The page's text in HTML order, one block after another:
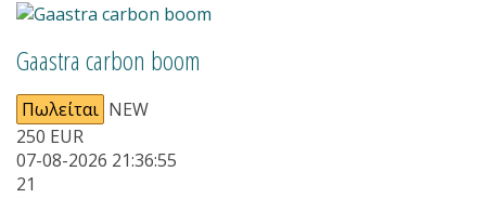
Gaastra carbon boom
Πωλείται NEW
250 EUR
07-08-2026 21:36:55
21